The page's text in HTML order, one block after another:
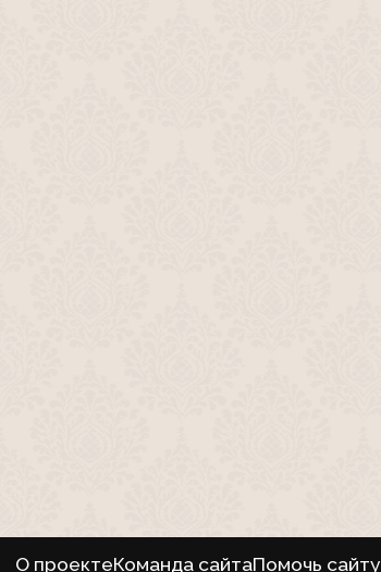
О проектеКоманда сайтаПомочь сайту